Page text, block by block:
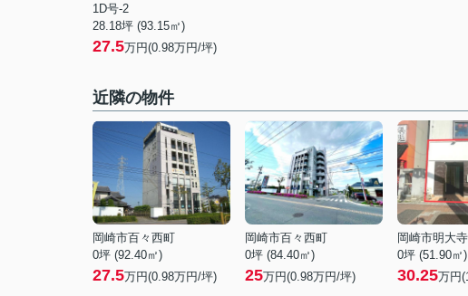
1D号-2
28.18坪 (93.15㎡)
27.5万円(0.98万円/坪)
近隣の物件
岡崎市百々西町
0坪 (92.40㎡)
27.5万円(0.98万円/坪)
岡崎市百々西町
0坪 (84.40㎡)
25万円(0.98万円/坪)
岡崎市明大
0坪 (51.90㎡)
30.25万円(